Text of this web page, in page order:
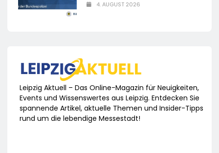
4. AUGUST 2026
Leipzig Aktuell – Das Online-Magazin für Neuigkeiten,
Events und Wissenswertes aus Leipzig. Entdecken Sie
spannende Artikel, aktuelle Themen und Insider-Tipps
rund um die lebendige Messestadt!